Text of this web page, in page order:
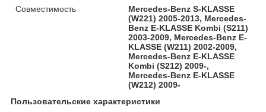
Совместимость
Mercedes-Benz S-KLASSE
(W221) 2005-2013, Mercedes-
Benz E-KLASSE Kombi (S211)
2003-2009, Mercedes-Benz E-
KLASSE (W211) 2002-2009,
Mercedes-Benz E-KLASSE
Kombi (S212) 2009-,
Mercedes-Benz E-KLASSE
(W212) 2009-
Пользовательские характеристики